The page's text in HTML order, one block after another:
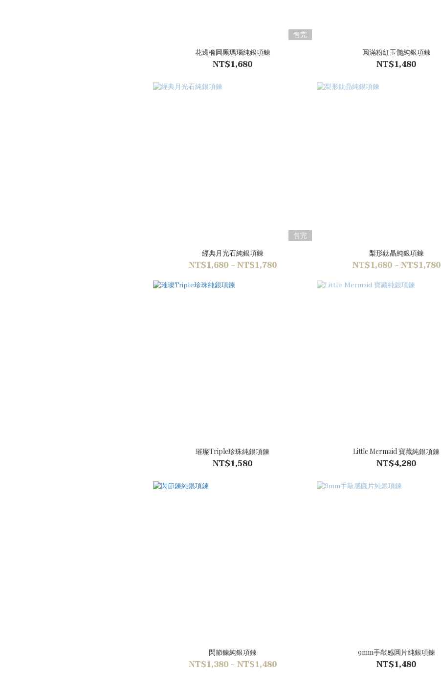
售完
花邊橢圓黑瑪瑙純銀項鍊
NT$1,680
圓滿粉紅玉髓純銀項鍊
NT$1,480
售完
經典月光石純銀項鍊
NT$1,680 ~ NT$1,780
梨形鈦晶純銀項鍊
NT$1,680 ~ NT$1,780
璀璨Triple珍珠純銀項鍊
NT$1,580
Little Mermaid 寶藏純銀項鍊
NT$4,280
閃節鍊純銀項鍊
NT$1,380 ~ NT$1,480
9mm手敲感圓片純銀項鍊
NT$1,480